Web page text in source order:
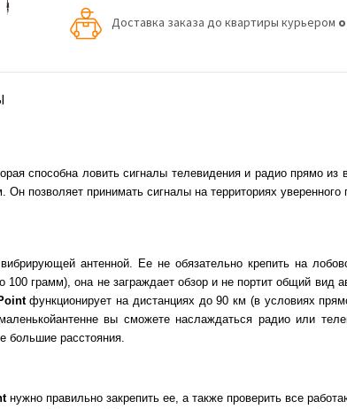
Доставка заказа до квартиры курьером
способна ловить сигналы телевидения и радио прямо из
позволяет принимать сигналы на территориях уверенного
антенной. Ее не обязательно крепить на
грамм), она не заграждает обзор и не портит общий вид
функционирует на дистанциях до 90 км (в условиях
вы сможете наслаждаться радио или
большие расстояния.
нужно правильно закрепить ее, а также проверить все